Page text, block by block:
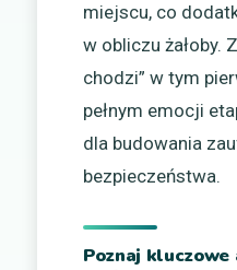
miejscu, co
w obliczu żałoby.
chodzi” w tym
pełnym emocji
dla budowania
bezpieczeństwa.
Poznaj kluczowe